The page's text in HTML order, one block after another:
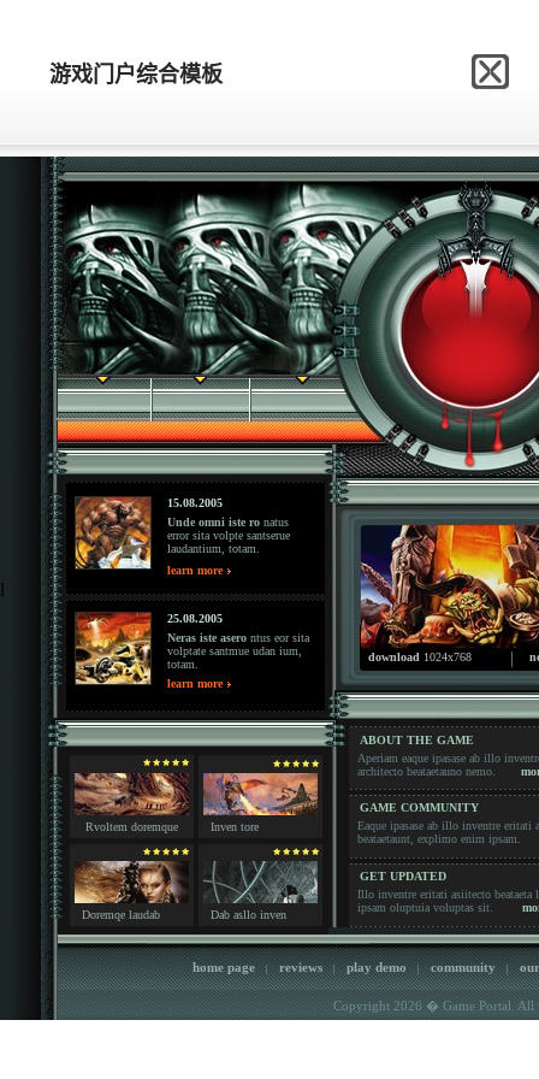
网站模板制作网
游戏门户综合模板
游戏门户综合模板